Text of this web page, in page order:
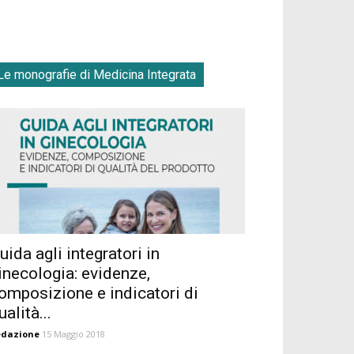
monografie di Medicina Integrata
agli integratori in
evidenze,
e indicatori di
15 Maggio 2018